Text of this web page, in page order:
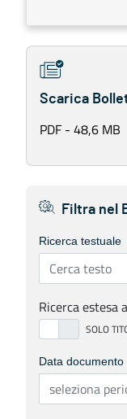
Scarica
PDF - 48,6 MB
Filtra nel
Ricerca testuale
Ricerca estesa
Data documento